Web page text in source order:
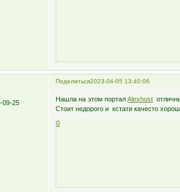
Поделиться2023-04-05 13:40:06
09-25
Нашла на этом порталAlexhost
Стоит недорого и кстати качесто
0